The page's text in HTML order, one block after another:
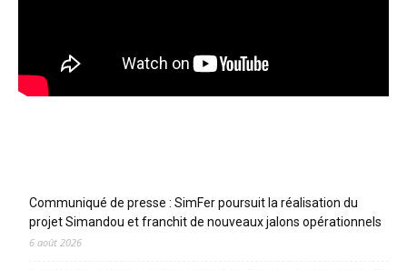
Communiqué de presse : SimFer poursuit la réalisation du
projet Simandou et franchit de nouveaux jalons opérationnels
6 août 2026